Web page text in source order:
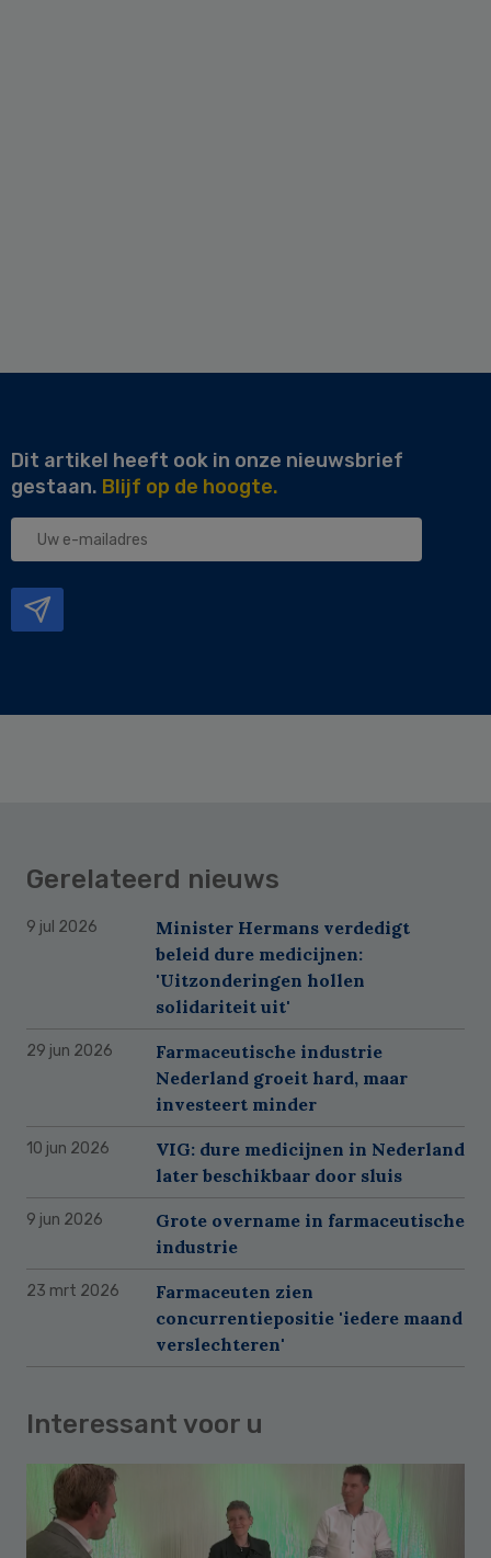
Dit artikel heeft ook in onze nieuwsbrief
gestaan. Blijf op de hoogte.
Uw
Gerelateerd nieuws
9 jul 2026
Minister Hermans verdedigt
beleid dure medicijnen:
'Uitzonderingen hollen
solidariteit uit'
29 jun 2026
Farmaceutische industrie
Nederland groeit hard, maar
investeert minder
10 jun 2026
VIG: dure medicijnen in Nederland
later beschikbaar door sluis
9 jun 2026
Grote overname in farmaceutische
industrie
23 mrt 2026
Farmaceuten zien
concurrentiepositie 'iedere maand
verslechteren'
Interessant voor u